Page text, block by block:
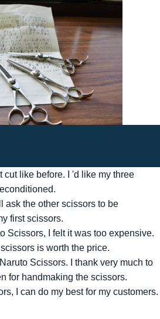
cut like before. I 'd like my three
ask the other scissors to be
first scissors.
Scissors, I felt it was too expensive.
is worth the price.
Scissors. I thank very much to
for handmaking the scissors.
I can do my best for my customers.